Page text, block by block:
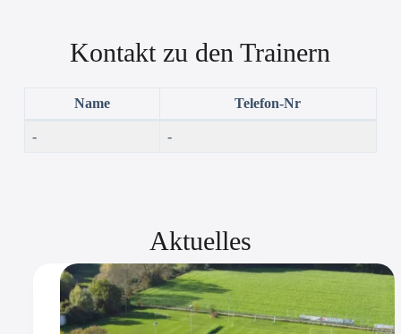
Kontakt zu den Trainern
Name Telefon-Nr
- -
Aktuelles